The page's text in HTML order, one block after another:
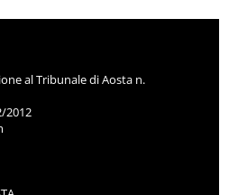
al Tribunale di Aosta n.
2012